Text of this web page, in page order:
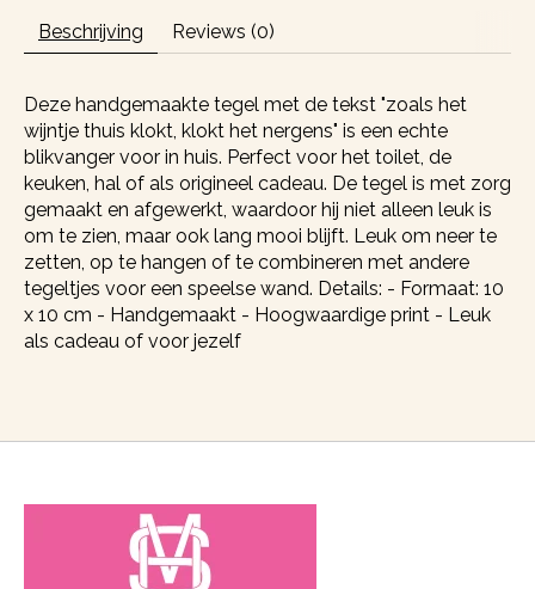
Beschrijving Reviews (0)
Deze handgemaakte tegel met de tekst "zoals het
wijntje thuis klokt, klokt het nergens" is een echte
blikvanger voor in huis. Perfect voor het toilet, de
keuken, hal of als origineel cadeau. De tegel is met zorg
gemaakt en afgewerkt, waardoor hij niet alleen leuk is
om te zien, maar ook lang mooi blijft. Leuk om neer te
zetten, op te hangen of te combineren met andere
tegeltjes voor een speelse wand. Details: - Formaat: 10
x 10 cm - Handgemaakt - Hoogwaardige print - Leuk
als cadeau of voor jezelf